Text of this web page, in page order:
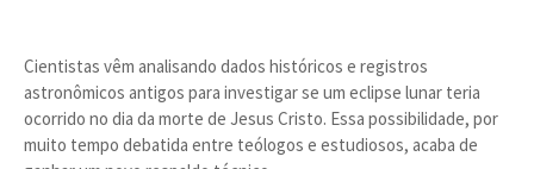
Cientistas vêm analisando dados históricos e registros
astronômicos antigos para investigar se um eclipse lunar teria
ocorrido no dia da morte de Jesus Cristo. Essa possibilidade, por
muito tempo debatida entre teólogos e estudiosos, acaba de